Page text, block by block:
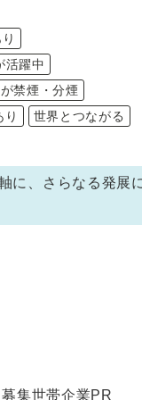
活躍中
禁煙・分煙
り
世界とつながる
に、さらなる発展
定者
世帯企業PR